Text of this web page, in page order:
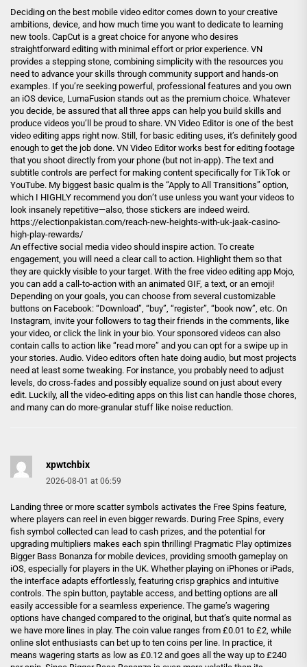
Deciding on the best mobile video editor comes down to your creative
ambitions, device, and how much time you want to dedicate to learning
new tools. CapCut is a great choice for anyone who desires
straightforward editing with minimal effort or prior experience. VN
provides a stepping stone, combining simplicity with the resources you
need to advance your skills through community support and hands-on
examples. If you’re seeking powerful, professional features and you own
an iOS device, LumaFusion stands out as the premium choice. Whatever
you decide, be assured that all three apps can help you build skills and
produce videos you’ll be proud to share. VN Video Editor is one of the best
video editing apps right now. Still, for basic editing uses, it’s definitely good
enough to get the job done. VN Video Editor works best for editing footage
that you shoot directly from your phone (but not in-app). The text and
subtitle controls are perfect for making content specifically for TikTok or
YouTube. My biggest basic qualm is the “Apply to All Transitions” option,
which I HIGHLY recommend you don’t use unless you want your videos to
look insanely repetitive—also, those stickers are indeed weird.
https://electionpakistan.com/reach-new-heights-with-uk-jaak-casino-
high-play-rewards/
An effective social media video should inspire action. To create
engagement, you will need a clear call to action. Highlight them so that
they are quickly visible to your target. With the free video editing app Mojo,
you can add a call-to-action with an animated GIF, a text, or an emoji!
Depending on your goals, you can choose from several customizable
buttons on Facebook: “Download”, “buy”, “register”, “book now”, etc. On
Instagram, invite your followers to tag their friends in the comments, like
your video, or click the link in your bio. Your sponsored videos can also
contain calls to action like “read more” and you can opt for a swipe up in
your stories. Audio. Video editors often hate doing audio, but most projects
need at least some tweaking. For instance, you probably need to adjust
levels, do cross-fades and possibly equalize sound on just about every
edit. Luckily, all the video-editing apps on this list can handle those chores,
and many can do more-granular stuff like noise reduction.
xpwtchbix
2026-08-01 at 06:59
Landing three or more scatter symbols activates the Free Spins feature,
where players can reel in even bigger rewards. During Free Spins, every
fish symbol collected can lead to cash prizes, and the potential for
upgrading multipliers makes each spin thrilling! Pragmatic Play optimizes
Bigger Bass Bonanza for mobile devices, providing smooth gameplay on
iOS, especially for players in the UK. Whether playing on iPhones or iPads,
the interface adapts effortlessly, featuring crisp graphics and intuitive
controls. The spin button, paytable access, and betting options are all
easily accessible for a seamless experience. The game’s wagering
options have changed compared to the original, but that’s quite normal as
we have more lines in play. The coin value ranges from £0.01 to £2, while
online slot enthusiasts can bet up to ten coins per line. In practice, it
means wagering starts as low as £0.12 and goes all the way up to £240